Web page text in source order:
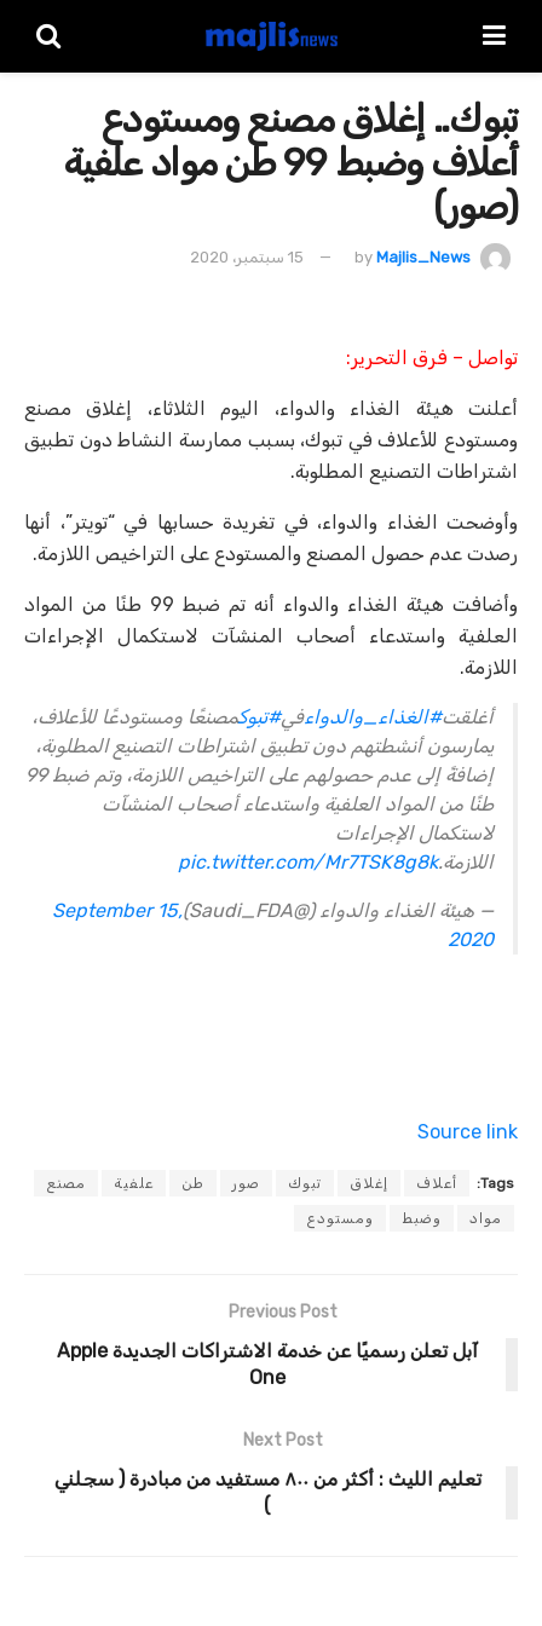
تبوك.. إغلاق مصنع ومستودع
أعلاف وضبط 99 طن مواد علفية
(صور)
by Majlis_News 15 سبتمبر، 2020
تواصل – فرق التحرير:
أعلنت هيئة الغذاء والدواء، اليوم الثلاثاء، إغلاق مصنع
ومستودع للأعلاف في تبوك، بسبب ممارسة النشاط دون تطبيق
اشتراطات التصنيع المطلوبة.
وأوضحت الغذاء والدواء، في تغريدة حسابها في “تويتر”، أنها
رصدت عدم حصول المصنع والمستودع على التراخيص اللازمة.
وأضافت هيئة الغذاء والدواء أنه تم ضبط 99 طنًا من المواد
العلفية واستدعاء أصحاب المنشآت لاستكمال الإجراءات
اللازمة.
أغلقت#الغذاء_والدواءفي#تبوكمصنعًا ومستودعًا للأعلاف،
يمارسون أنشطتهم دون تطبيق اشتراطات التصنيع المطلوبة،
إضافةً إلى عدم حصولهم على التراخيص اللازمة، وتم ضبط 99
طنًا من المواد العلفية واستدعاء أصحاب المنشآت
لاستكمال الإجراءات
اللازمة.pic.twitter.com/Mr7TSK8g8k
— هيئة الغذاء والدواء (@Saudi_FDA)
September 15,
2020
Source link
Tags: أعلاف إغلاق تبوك صور طن علفية مصنع
مواد وضبط ومستودع
Previous Post
آبل تعلن رسميًا عن خدمة الاشتراكات الجديدة Apple
One
Next Post
تعليم الليث : أكثر من ٨٠٠ مستفيد من مبادرة ( سجلني
)